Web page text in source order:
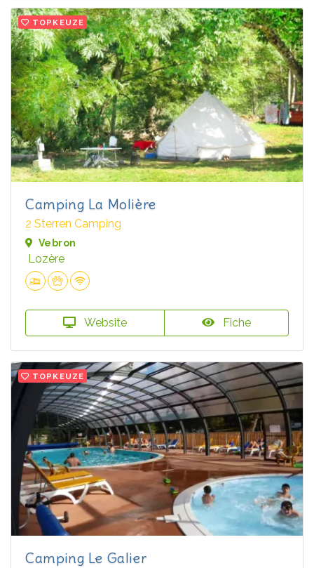
TOPKEUZE
Camping La Molière
2 Sterren Camping
Vebron
Lozère
Website Fiche
TOPKEUZE
Camping Le Galier